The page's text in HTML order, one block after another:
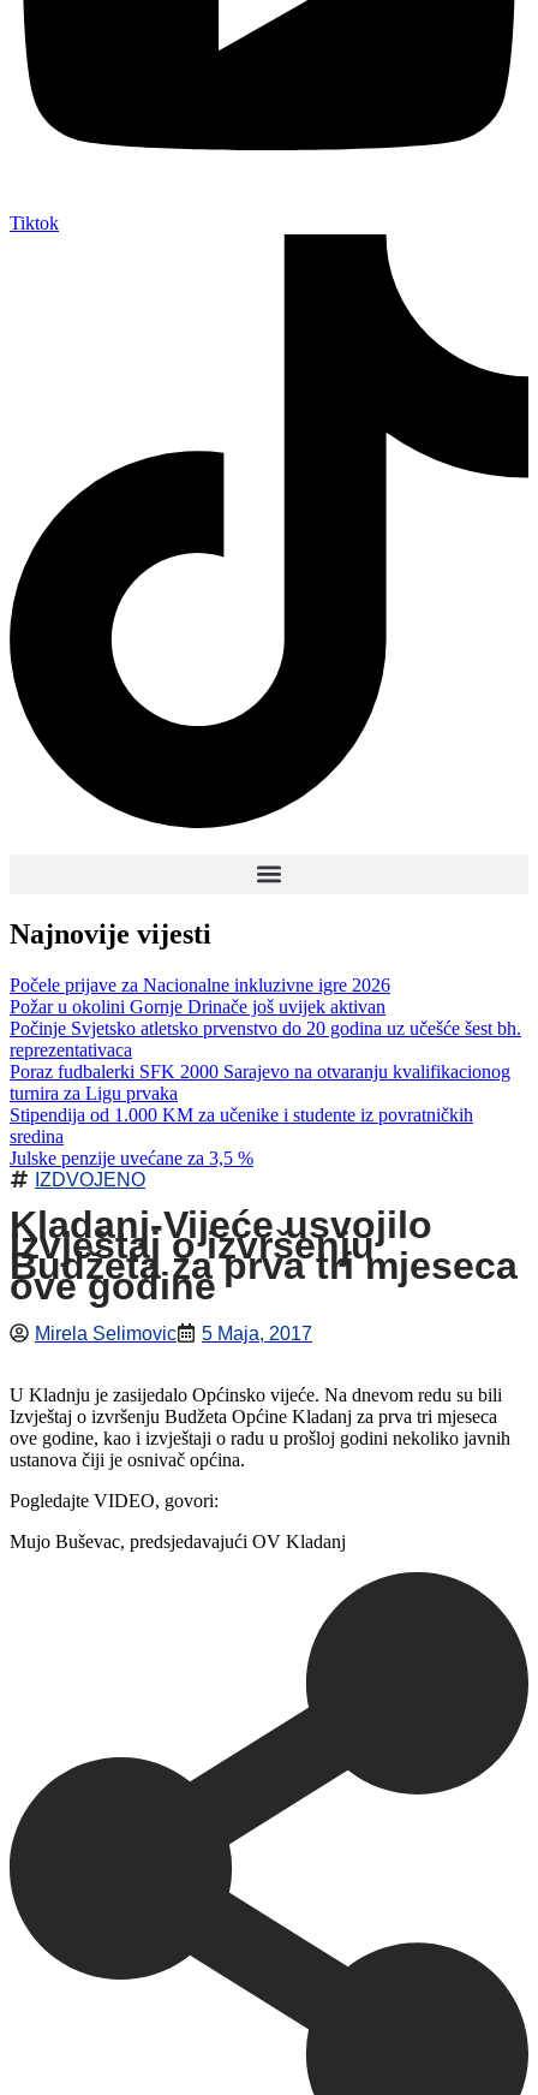
Tiktok
Najnovije vijesti
Počele prijave za Nacionalne inkluzivne igre 2026
Požar u okolini Gornje Drinače još uvijek aktivan
Počinje Svjetsko atletsko prvenstvo do 20 godina uz učešće šest bh.
reprezentativaca
Poraz fudbalerki SFK 2000 Sarajevo na otvaranju kvalifikacionog
turnira za Ligu prvaka
Stipendija od 1.000 KM za učenike i studente iz povratničkih
sredina
Julske penzije uvećane za 3,5 %
IZDVOJENO
Kladanj-Vijeće usvojilo
Izvještaj o izvršenju
Budžeta za prva tri mjeseca
ove godine
Mirela Selimovic 5 Maja, 2017
U Kladnju je zasijedalo Općinsko vijeće. Na dnevom redu su bili
Izvještaj o izvršenju Budžeta Općine Kladanj za prva tri mjeseca
ove godine, kao i izvještaji o radu u prošloj godini nekoliko javnih
ustanova čiji je osnivač općina.
Pogledajte VIDEO, govori:
Mujo Buševac, predsjedavajući OV Kladanj